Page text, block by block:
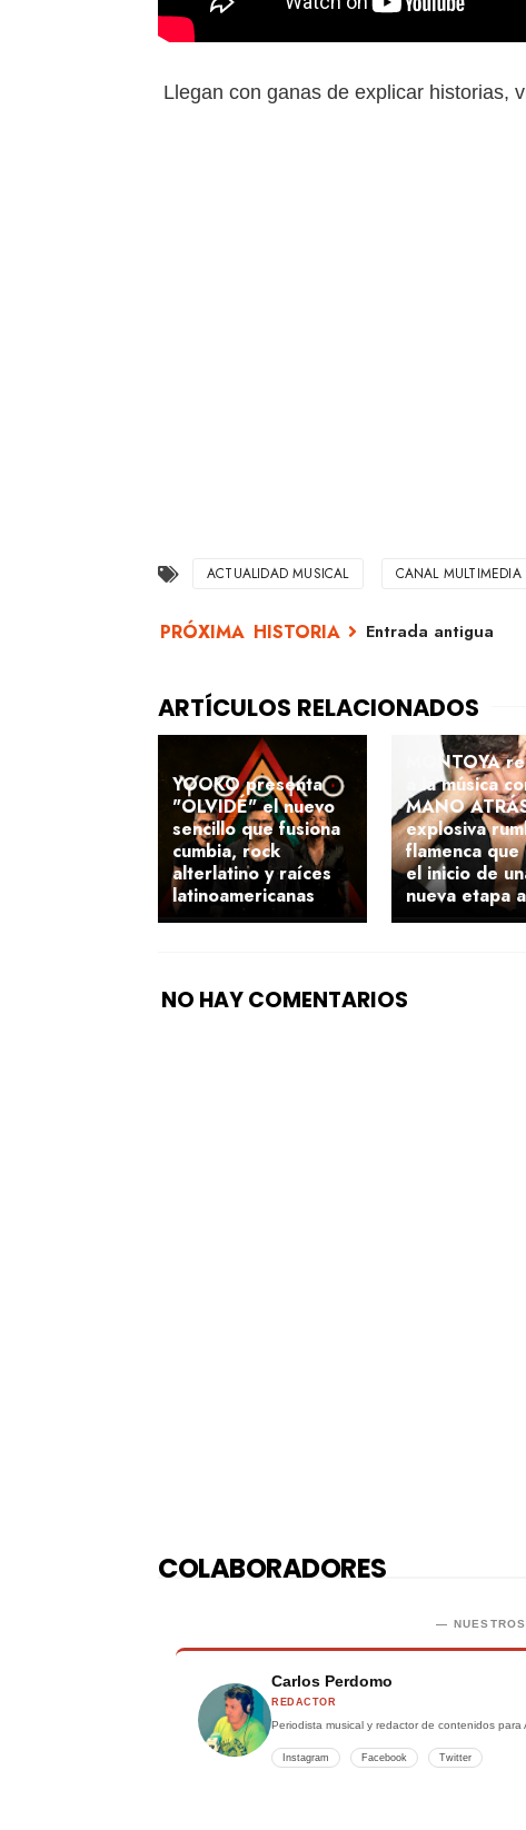
Llegan con ganas de explicar historias,
ACTUALIDAD MUSICAL CANAL MULTIMEDIA
Entrada antigua
YOOKO presenta
"OLVIDÉ" el nuevo
sencillo que fusiona
cumbia, rock
alterlatino y raíces
latinoamericanas
MONTOYA
a la música
MANO
explosiva
flamenca que
el inicio de
nueva etapa
NO HAY COMENTARIOS
COLABORADORES
—
Carlos Perdomo
REDACTOR
Periodista musical y redactor de contenidos para
Instagram Facebook Twitter